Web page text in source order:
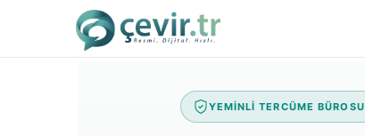
YEMİNLİ TERCÜME BÜROSU